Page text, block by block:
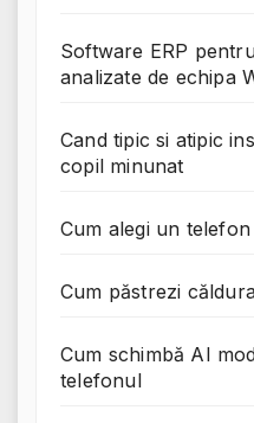
Software ERP
analizate de echipa
Cand tipic si atipic
copil minunat
Cum alegi un
Cum păstrezi
Cum schimbă AI
telefonul